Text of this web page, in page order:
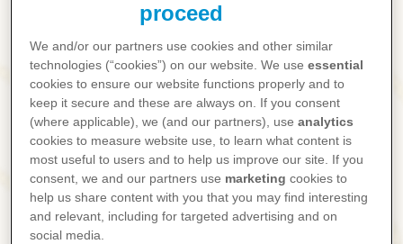
Flått kan overføre forskjellige
sykdommer
Både TBE og borrelia overføres
gjennom flåttbitt, men det er viktige
forskjeller mellom de to sykdommene.
Du kan lese mer om borreliainfeksjon
her "Hva er borrelia og borreliose?".
Forskjellene mellom sykdommene kan
du lese om her "Forskjellen på TBE og
borreliose".
proceed
We and/or our partners use cookies and other similar
technologies (“cookies”) on our website. We useessential
cookies to ensure our website functions properly and to
keep it secure and these are always on. If you consent
(where applicable), we (and our partners), useanalytics
cookies to measure website use, to learn what content is
most useful to users and to help us improve our site. If you
consent, we and our partners use marketing cookies to
help us share content with you that you may find interesting
and relevant, including for targeted advertising and on
social media.